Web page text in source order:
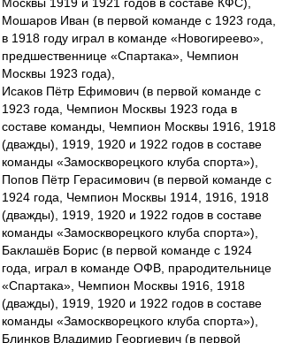
Мошаров Иван (в первой команде с 1923 года,
в 1918 году играл в команде «Новогиреево»,
предшественнице «Спартака», Чемпион
Москвы 1923 года),
Исаков Пётр Ефимович (в первой команде с
1923 года, Чемпион Москвы 1923 года в
составе команды, Чемпион Москвы 1916, 1918
(дважды), 1919, 1920 и 1922 годов в составе
команды «Замоскворецкого клуба спорта»),
Попов Пётр Герасимович (в первой команде с
1924 года, Чемпион Москвы 1914, 1916, 1918
(дважды), 1919, 1920 и 1922 годов в составе
команды «Замоскворецкого клуба спорта»),
Баклашёв Борис (в первой команде с 1924
года, играл в команде ОФВ, прародительнице
«Спартака», Чемпион Москвы 1916, 1918
(дважды), 1919, 1920 и 1922 годов в составе
команды «Замоскворецкого клуба спорта»),
Блинков Владимир Георгиевич (в первой